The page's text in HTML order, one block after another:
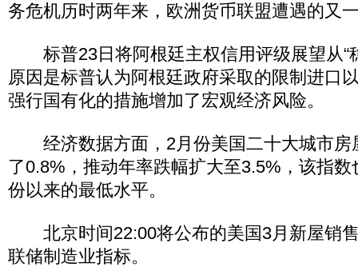
务危机历时两年来，欧洲货币联盟遭遇的又
标普23日将阿根廷主权信用评级展望从“
原因是标普认为阿根廷政府采取的限制进口
强行国有化的措施增加了宏观经济风险。
经济数据方面，2月份美国二十大城市房
了0.8%，推动年率跌幅扩大至3.5%，该指
份以来的最低水平。
北京时间22:00将公布的美国3月新屋销
联储制造业指标。